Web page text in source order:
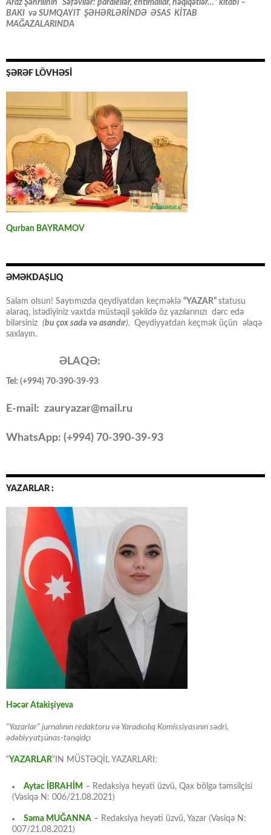
Araz Şəhrilinin “Səfəvilər: paralellər, ehtimallar, həqiqətlər…” kitabı –
BAKI və SUMQAYIT ŞƏHƏRLƏRİNDƏ ƏSAS KİTAB
MAĞAZALARINDA
ŞƏRƏF LÖVHƏSİ
Qurban BAYRAMOV
ƏMƏKDAŞLIQ
Salam olsun! Saytımızda qeydiyatdan keçməklə “YAZAR” statusu
alaraq, istədiyiniz vaxtda müstəqil şəkildə öz yazılarınızı dərc edə
bilərsiniz (bu çox sadə və asandır). Qeydiyyatdan keçmək üçün əlaqə
saxlayın.
ƏLAQƏ:
Tel: (+994) 70-390-39-93
E-mail: zauryazar@mail.ru
WhatsApp: (+994) 70-390-39-93
YAZARLAR :
Həcər Atakişiyeva
“Yazarlar” jurnalının redaktoru və Yaradıcılıq Komissiyasının sədri,
ədəbiyyatşünas-tənqidçı
“YAZARLAR“IN MÜSTƏQİL YAZARLARI:
Aytac İBRAHİM – Redaksiya heyəti üzvü, Qax bölgə təmsilçisi
(Vəsiqə N: 006/21.08.2021)
Səma MUĞANNA – Redaksiya heyəti üzvü, Yazar (Vəsiqə N:
007/21.08.2021)